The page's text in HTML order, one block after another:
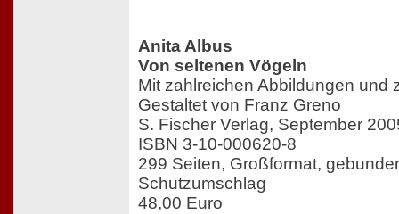
Anita Albus
Von seltenen Vögeln
Mit zahlreichen Abbildungen und
Gestaltet von Franz Greno
S. Fischer Verlag, September
ISBN 3-10-000620-8
299 Seiten, Großformat,
Schutzumschlag
48,00 Euro